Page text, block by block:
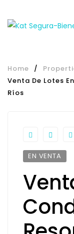
Home /
Venta De Lotes
Ríos
EN VENTA